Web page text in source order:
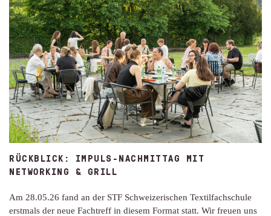
RÜCKBLICK: IMPULS-NACHMITTAG MIT
NETWORKING & GRILL
Am 28.05.26 fand an der STF Schweizerischen Textilfachschule
erstmals der neue Fachtreff in diesem Format statt. Wir freuen uns